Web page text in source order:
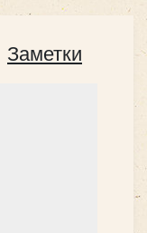
Заметки